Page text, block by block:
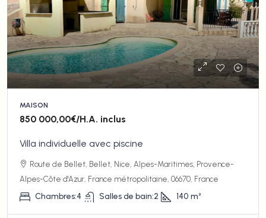
MAISON
850 000,00€/H.A. inclus
Villa individuelle avec piscine
Route de Bellet, Bellet, Nice, Alpes-Maritimes, Provence-
Alpes-Côte d'Azur, France métropolitaine, 06670, France
Chambres:4 Salles de bain:2 140 m²